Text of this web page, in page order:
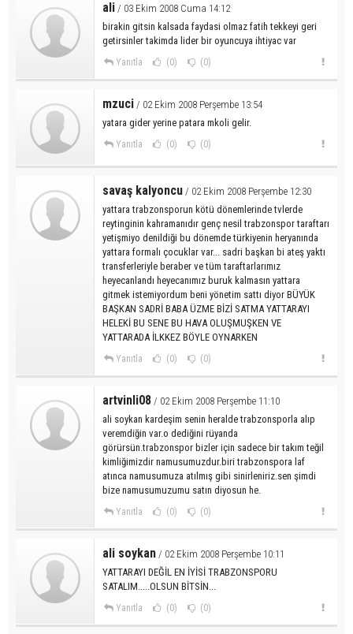
ali / 03 Ekim 2008 Cuma 14:12
birakin gitsin kalsada faydasi olmaz fatih tekkeyi geri
getirsinler takimda lider bir oyuncuya ihtiyac var
Yanıtla (0) (0)
mzuci / 02 Ekim 2008 Perşembe 13:54
yatara gider yerine patara mkoli gelir.
Yanıtla (0) (0)
savaş kalyoncu / 02 Ekim 2008 Perşembe 12:30
yattara trabzonsporun kötü dönemlerinde tvlerde
reytinginin kahramanıdır genç nesil trabzonspor taraftarı
yetişmiyo denildiği bu dönemde türkiyenin heryanında
yattara formalı çocuklar var... sadri başkan bi ateş yaktı
transferleriyle beraber ve tüm taraftarlarımız
heyecanlandı heyecanımız buruk kalmasın yattara
gitmek istemiyordum beni yönetim sattı diyor BÜYÜK
BAŞKAN SADRİ BABA ÜZME BİZİ SATMA YATTARAYI
HELEKİ BU SENE BU HAVA OLUŞMUŞKEN VE
YATTARADA İLKKEZ BÖYLE OYNARKEN
Yanıtla (0) (0)
artvinli08 / 02 Ekim 2008 Perşembe 11:10
ali soykan kardeşim senin heralde trabzonsporla alıp
veremdiğin var.o dediğini rüyanda
görürsün.trabzonspor bizler için sadece bir takım teğil
kimliğimizdir namusumuzdur.biri trabzonspora laf
atınca namusumuza atılmış gibi sinirleniriz.sen şimdi
bize namusumuzumu satın diyosun he.
Yanıtla (0) (0)
ali soykan / 02 Ekim 2008 Perşembe 10:11
YATTARAYI DEĞİL EN İYİSİ TRABZONSPORU
SATALIM.....OLSUN BİTSİN...
Yanıtla (0) (0)